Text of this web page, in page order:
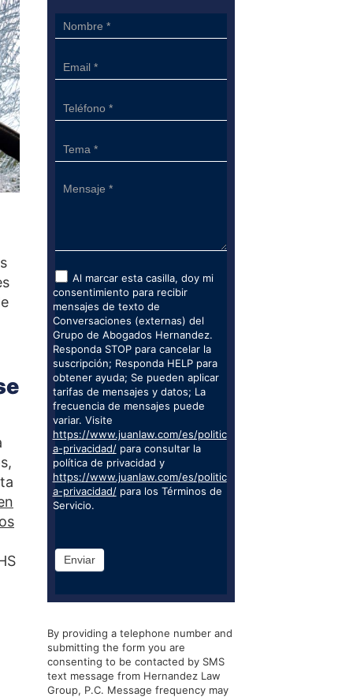
Sidebar
Form
Al marcar esta casilla, doy mi
consentimiento para recibir
mensajes de texto de
Conversaciones (externas) del
Grupo de Abogados Hernandez.
Responda STOP para cancelar la
suscripción; Responda HELP para
obtener ayuda; Se pueden aplicar
tarifas de mensajes y datos; La
frecuencia de mensajes puede
variar. Visite
https://www.juanlaw.com/es/politic
a-privacidad/para consultar la
política de privacidad y
https://www.juanlaw.com/es/politic
a-privacidad/para los Términos de
Servicio.
Enviar
By providing a telephone number and
submitting the form you are
consenting to be contacted by SMS
text message from Hernandez Law
Group, P.C. Message frequency may